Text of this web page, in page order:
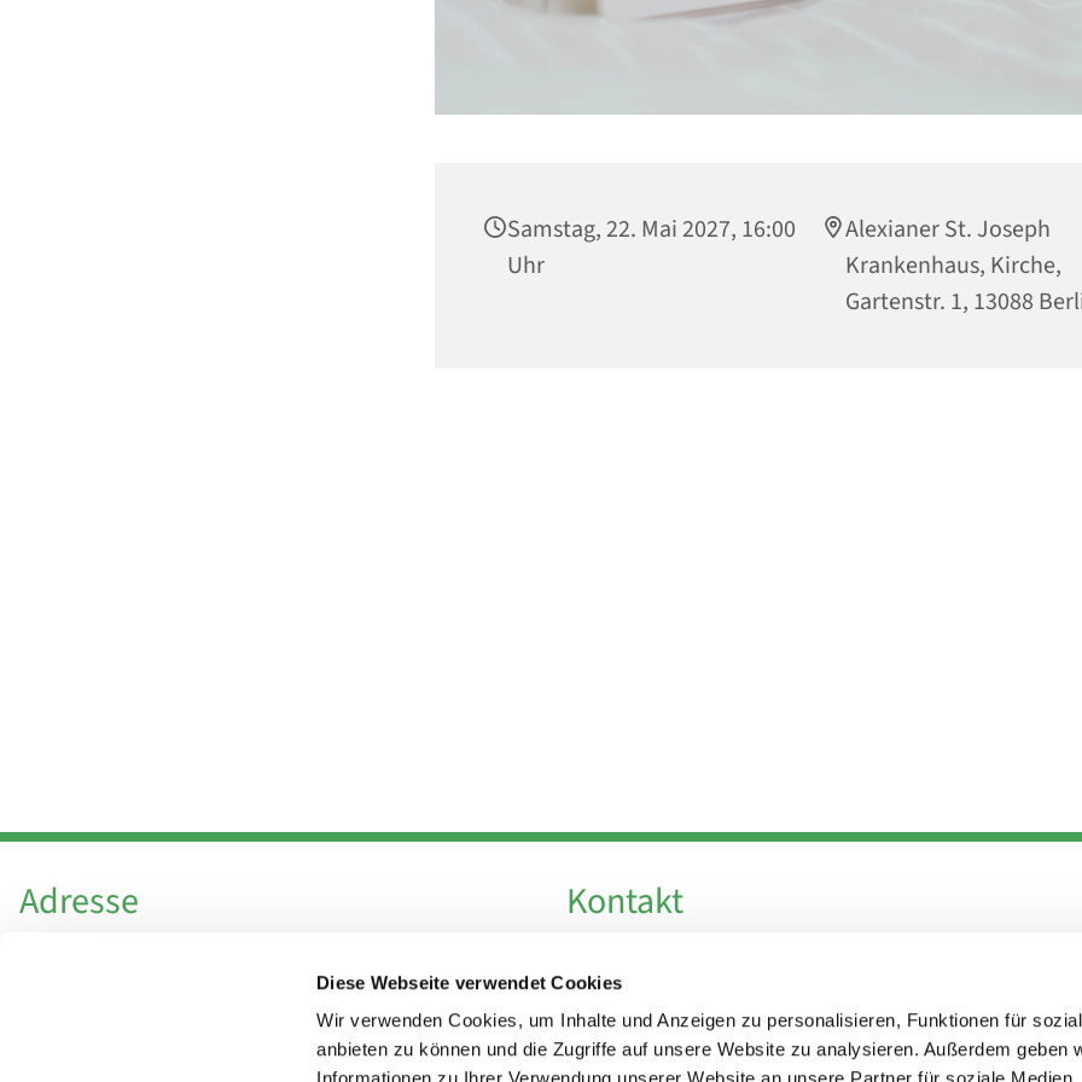
Diese Webseite verwendet Cookies
Wir verwenden Cookies, um Inhalte und Anzeigen zu personalisieren, Funktionen für
anbieten zu können und die Zugriffe auf unsere Website zu analysieren. Außerdem geben
Samstag, 22. Mai 2027, 16:00
Uhr
Alexianer St. Joseph
Krankenhaus, Kirche,
Gartenstr. 1, 13088
Adresse
Hl. Theresa von Avila Berlin Nordost
Leitender Pfarrer - Norbert Pomplun
Kontakt
Fax +49 30 924 54 18
E-Mailinfo@theresa-von-avila-berlin.de